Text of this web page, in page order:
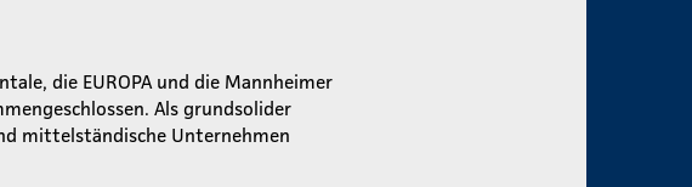
die EUROPA und die Mannheimer
Als grundsolider
mittelständische Unternehmen